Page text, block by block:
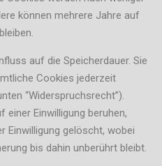
können mehrere Jahre auf
auf die Speicherdauer. Sie
Cookies jederzeit
“Widerspruchsrecht”).
einer Einwilligung beruhen,
Einwilligung gelöscht, wobei
bis dahin unberührt bleibt.